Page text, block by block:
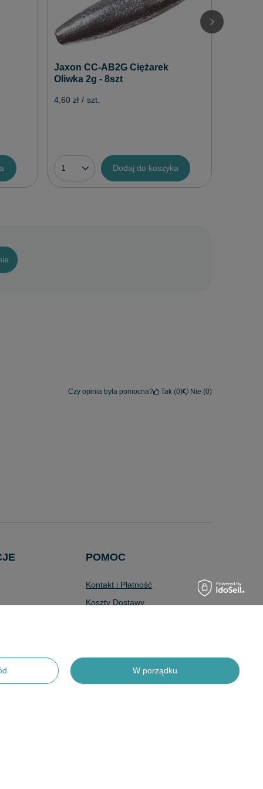
Jaxon CC-AB2G Ciężarek
Oliwka 2g - 8szt
4,60 zł / szt.
Dodaj do koszyka
Czy opinia była pomocna? Tak 0 Nie 0
POMOC
Kontakt i Płatność
Koszty Dostawy
Program Lojalnościowy
Odstąpienie od Umowy
W porządku